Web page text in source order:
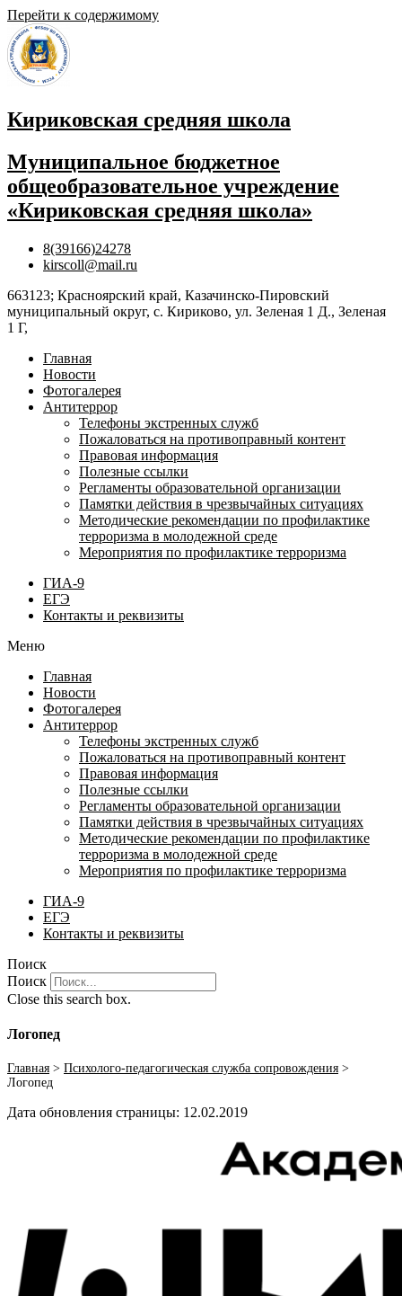
Перейти к содержимому
Кириковская средняя школа
Муниципальное бюджетное
общеобразовательное учреждение
«Кириковская средняя школа»
8(39166)24278
kirscoll@mail.ru
663123; Красноярский край, Казачинско-Пировский
муниципальный округ, с. Кириково, ул. Зеленая 1 Д., Зеленая
1 Г,
Главная
Новости
Фотогалерея
Антитеррор
Телефоны экстренных служб
Пожаловаться на противоправный контент
Правовая информация
Полезные ссылки
Регламенты образовательной организации
Памятки действия в чрезвычайных ситуациях
Методические рекомендации по профилактике
терроризма в молодежной среде
Мероприятия по профилактике терроризма
ГИА-9
ЕГЭ
Контакты и реквизиты
Меню
Главная
Новости
Фотогалерея
Антитеррор
Телефоны экстренных служб
Пожаловаться на противоправный контент
Правовая информация
Полезные ссылки
Регламенты образовательной организации
Памятки действия в чрезвычайных ситуациях
Методические рекомендации по профилактике
терроризма в молодежной среде
Мероприятия по профилактике терроризма
ГИА-9
ЕГЭ
Контакты и реквизиты
Поиск
Поиск
Close this search box.
Логопед
Главная > Психолого-педагогическая служба сопровождения >
Логопед
Дата обновления страницы: 12.02.2019